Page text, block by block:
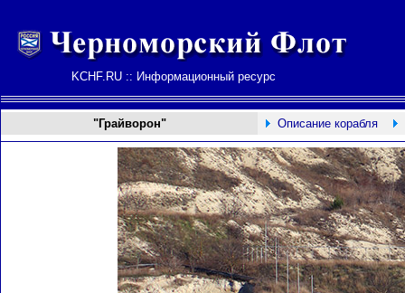
KCHF.RU :: Информационный ресурс
"Грайворон" Описание корабля